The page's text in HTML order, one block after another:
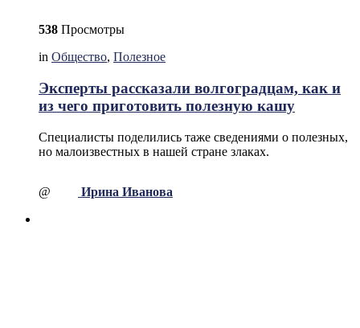
538 Просмотры
in Общество, Полезное
Эксперты рассказали волгоградцам, как и
из чего приготовить полезную кашу
Специалисты поделились таже сведениями о полезных,
но малоизвестных в нашей стране злаках.
@ Ирина Иванова